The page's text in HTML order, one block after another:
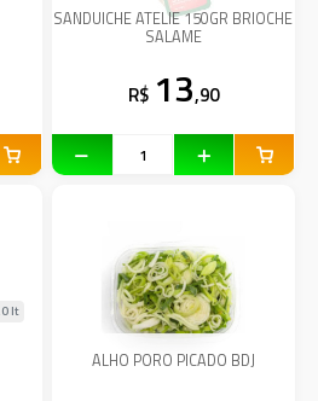
SANDUICHE ATELIE 150GR BRIOCHE
SALAME
R$ 13,90
lt
ALHO PORO PICADO BDJ